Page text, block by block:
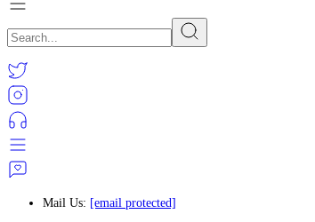
Mail Us: [email protected]